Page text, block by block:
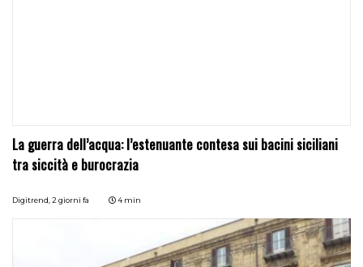
La guerra dell’acqua: l’estenuante contesa sui bacini siciliani
tra siccità e burocrazia
Digitrend, 2 giorni fa 4 min